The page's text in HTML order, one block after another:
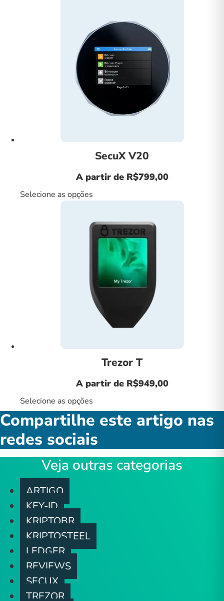
SecuX V20
A partir de R$799,00
Selecione as opções
Trezor T
A partir de R$949,00
Selecione as opções
Compartilhe este artigo nas
redes sociais
Veja outras categorias
ARTIGO
KEY-ID
KRIPTOBR
KRIPTOSTEEL
LEDGER
REVIEWS
SECUX
TREZOR